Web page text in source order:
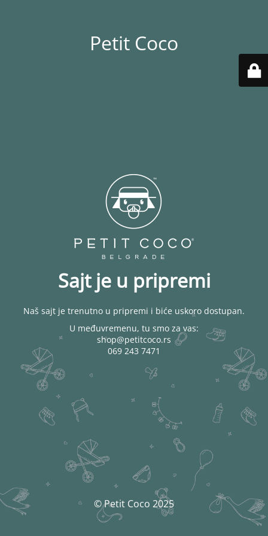
Petit Coco
Sajt je u pripremi
Naš sajt je trenutno u pripremi i biće uskoro dostupan.
U međuvremenu, tu smo za vas:
shop@petitcoco.rs
069 243 7471
© Petit Coco 2025